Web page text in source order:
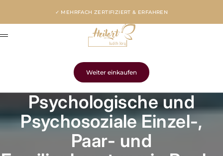
✓ MEHRFACH ZERTIFIZIERT & ERFAHREN
Menü
Weiter einkaufen
Psychologische und
Psychosoziale Einzel-,
Paar- und